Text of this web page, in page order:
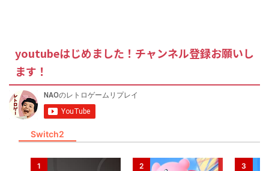
youtubeはじめました！チャンネル登録お願いし
ます！
Switch2